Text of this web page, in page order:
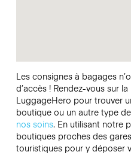
Les consignes à bagages
d’accès ! Rendez-vous sur
LuggageHero pour trouver
boutique ou un autre type
nos soins. En utilisant notre
boutiques proches des
touristiques pour y déposer